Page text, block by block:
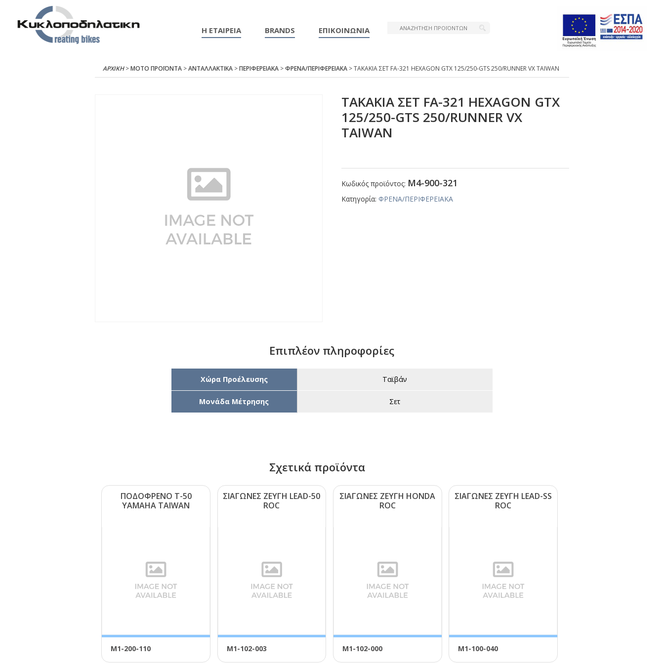
Η ΕΤΑΙΡΕΙΑ BRANDS ΕΠΙΚΟΙΝΩΝΙΑ
ΑΡΧΙΚΉ>ΜΟΤΟ ΠΡΟΪΟΝΤΑ>ΑΝΤΑΛΛΑΚΤΙΚΑ>ΠΕΡΙΦΕΡΕΙΑΚΑ>ΦΡΕΝΑ/ΠΕΡΙΦΕΡΕΙΑΚΑ> ΤΑΚΑΚΙΑ ΣΕΤ FΑ-321 ΗΕΧΑGΟΝ GΤΧ 125/250-GΤS 250/RUΝΝΕR VΧ ΤΑΙWΑΝ
ΤΑΚΑΚΙΑ ΣΕΤ FΑ-321 ΗΕΧΑGΟΝ GΤΧ
125/250-GΤS 250/RUΝΝΕR VΧ
ΤΑΙWΑΝ
Κωδικός προϊόντος: Μ4-900-321
Κατηγορία: ΦΡΕΝΑ/ΠΕΡΙΦΕΡΕΙΑΚΑ
Επιπλέον πληροφορίες
Χώρα Προέλευσης Ταϊβάν
Μονάδα Μέτρησης Σετ
Σχετικά προϊόντα
ΠΟΔΟΦΡΕΝΟ Τ-50
ΥΑΜΑΗΑ ΤΑΙWΑΝ
Μ1-200-110
ΣΙΑΓΩΝΕΣ ΖΕΥΓΗ LΕΑD-50
RΟC
Μ1-102-003
ΣΙΑΓΩΝΕΣ ΖΕΥΓΗ ΗΟΝDΑ
RΟC
Μ1-102-000
ΣΙΑΓΩΝΕΣ ΖΕΥΓΗ LΕΑD-SS
RΟC
Μ1-100-040